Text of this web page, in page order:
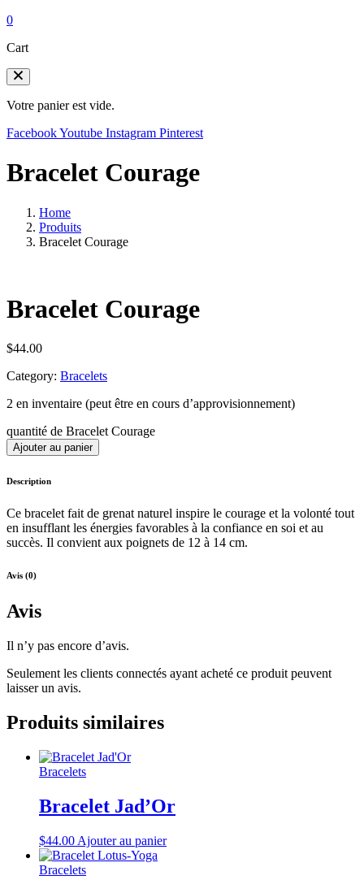
0
Cart
Votre panier est vide.
FacebookYoutube Instagram Pinterest
Bracelet Courage
Home
Produits
Bracelet Courage
Bracelet Courage
$44.00
Category: Bracelets
2 en inventaire (peut être en cours d’approvisionnement)
quantité de Bracelet Courage
Ajouter au panier
Description
Ce bracelet fait de grenat naturel inspire le courage et la volonté tout
en insufflant les énergies favorables à la confiance en soi et au
succès. Il convient aux poignets de 12 à 14 cm.
Avis (0)
Avis
Il n’y pas encore d’avis.
Seulement les clients connectés ayant acheté ce produit peuvent
laisser un avis.
Produits similaires
Bracelets
Bracelet Jad’Or
$44.00 Ajouter au panier
Bracelets